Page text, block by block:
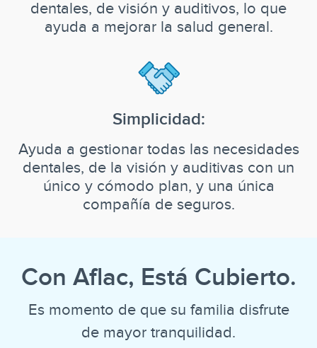
dentales, de visión y auditivos, lo que
ayuda a mejorar la salud general.
Simplicidad:
Ayuda a gestionar todas las necesidades
dentales, de la visión y auditivas con un
único y cómodo plan, y una única
compañía de seguros.
Con Aflac, Está Cubierto.
Es momento de que su familia disfrute
de mayor tranquilidad.